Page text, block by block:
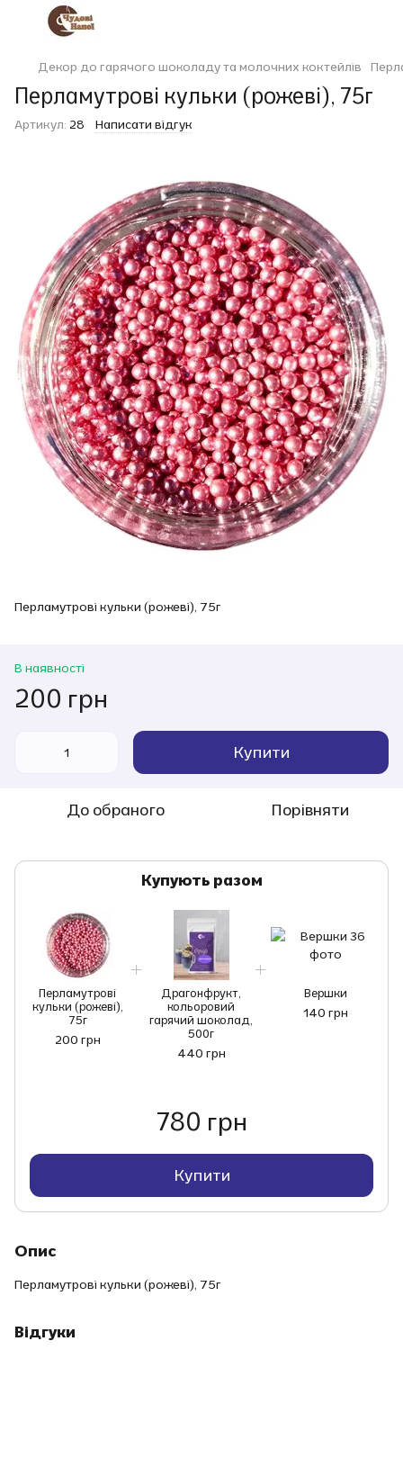
Декор до гарячого шоколаду та молочних коктейлів
Перламутрові кульки (рожеві), 75г
Артикул: 28 Написати відгук
Перламутрові кульки (рожеві), 75г
В наявності
200 грн
Купити
До обраного Порівняти
Купують разом
Перламутрові
кульки (рожеві),
75г
200 грн
Драгонфрукт,
кольоровий
гарячий шоколад,
500г
440 грн
Вершки
140 грн
780 грн
Купити
Опис
Перламутрові кульки (рожеві), 75г
Відгуки